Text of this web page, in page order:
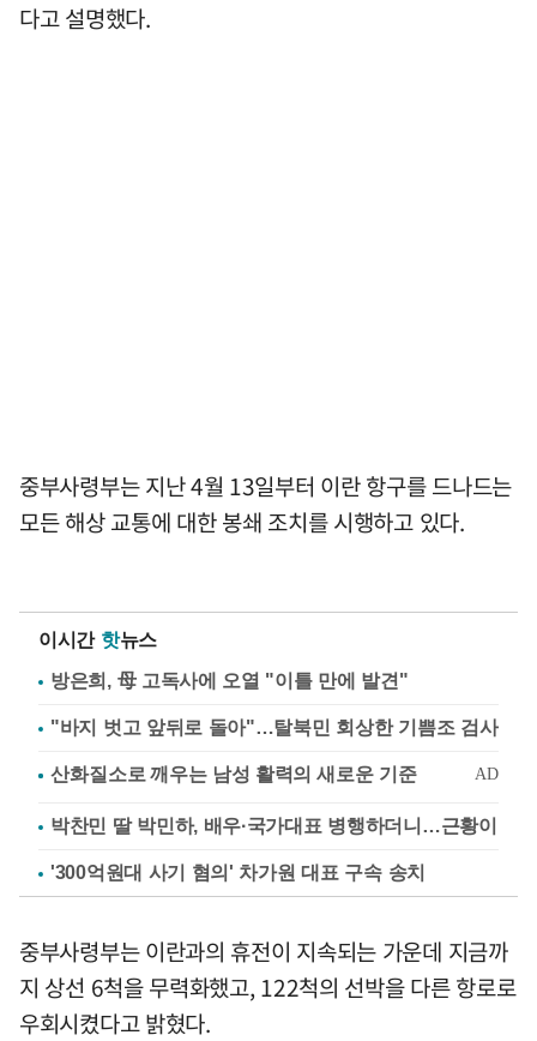
다고 설명했다.
중부사령부는 지난 4월 13일부터 이란 항구를 드나드는
모든 해상 교통에 대한 봉쇄 조치를 시행하고 있다.
이시간 핫뉴스
방은희, 母 고독사에 오열 "이틀 만에 발견"
"바지 벗고 앞뒤로 돌아"…탈북민 회상한 기쁨조 검사
박찬민 딸 박민하, 배우·국가대표 병행하더니…근황이
'300억원대 사기 혐의' 차가원 대표 구속 송치
중부사령부는 이란과의 휴전이 지속되는 가운데 지금까
지 상선 6척을 무력화했고, 122척의 선박을 다른 항로로
우회시켰다고 밝혔다.